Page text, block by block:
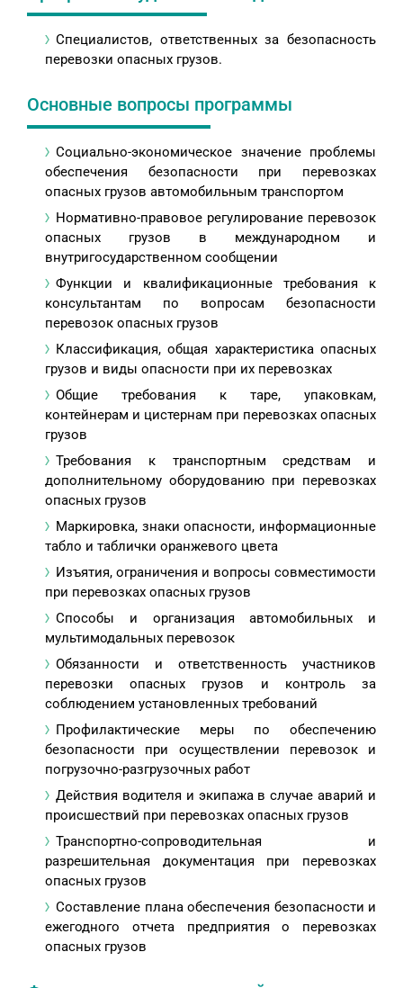
Специалистов, ответственных за безопасность
перевозки опасных грузов.
Основные вопросы программы
Социально-экономическое значение проблемы
обеспечения безопасности при перевозках
опасных грузов автомобильным транспортом
Нормативно-правовое регулирование перевозок
опасных грузов в международном и
внутригосударственном сообщении
Функции и квалификационные требования к
консультантам по вопросам безопасности
перевозок опасных грузов
Классификация, общая характеристика опасных
грузов и виды опасности при их перевозках
Общие требования к таре, упаковкам,
контейнерам и цистернам при перевозках опасных
грузов
Требования к транспортным средствам и
дополнительному оборудованию при перевозках
опасных грузов
Маркировка, знаки опасности, информационные
табло и таблички оранжевого цвета
Изъятия, ограничения и вопросы совместимости
при перевозках опасных грузов
Способы и организация автомобильных и
мультимодальных перевозок
Обязанности и ответственность участников
перевозки опасных грузов и контроль за
соблюдением установленных требований
Профилактические меры по обеспечению
безопасности при осуществлении перевозок и
погрузочно-разгрузочных работ
Действия водителя и экипажа в случае аварий и
происшествий при перевозках опасных грузов
Транспортно-сопроводительная и
разрешительная документация при перевозках
опасных грузов
Составление плана обеспечения безопасности и
ежегодного отчета предприятия о перевозках
опасных грузов